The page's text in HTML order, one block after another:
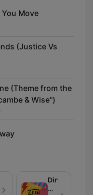
You Move
(Justice Vs
(Theme from the
& Wise'')
Dirty
Mother